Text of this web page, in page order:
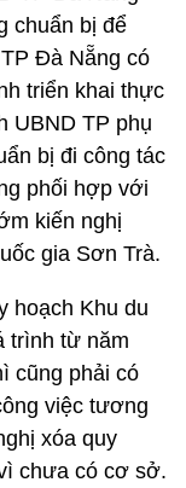
chuẩn bị để
Đà Nẵng có
triển khai thực
UBND TP phụ
bị đi công tác
phối hợp với
kiến nghị
gia Sơn Trà.
hoạch Khu du
trình từ năm
cũng phải có
việc tương
xóa quy
chưa có cơ sở.